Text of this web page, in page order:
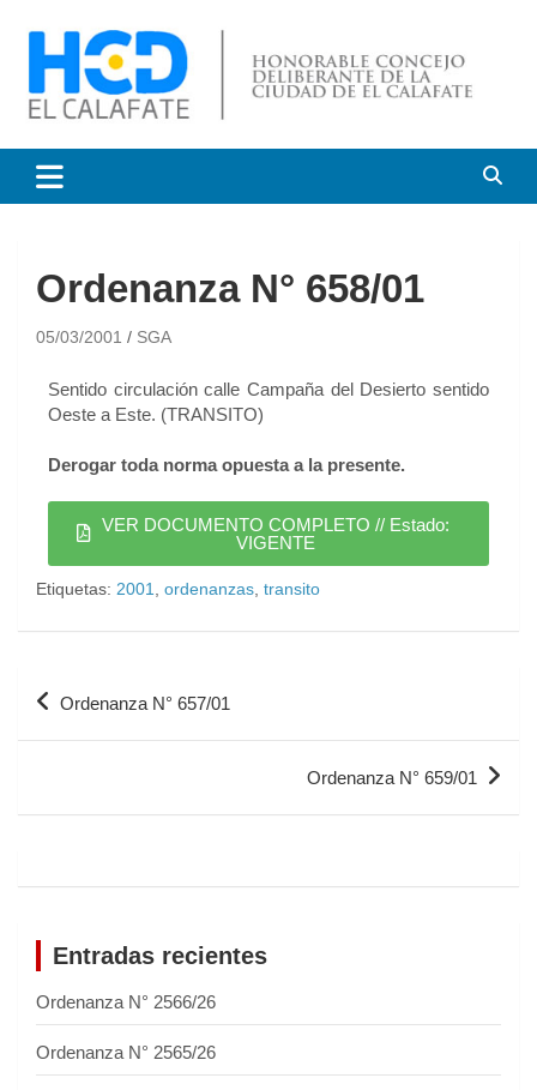
Honorable Concejo
Deliberante de El Calafate
Ordenanza N° 658/01
05/03/2001 SGA
Sentido circulación calle Campaña del Desierto sentido
Oeste a Este. (TRANSITO)
Derogar toda norma opuesta a la presente.
VER DOCUMENTO COMPLETO // Estado:
VIGENTE
Etiquetas: 2001 ordenanzas transito
Ordenanza N° 657/01
Ordenanza N° 659/01
Entradas recientes
Ordenanza N° 2566/26
Ordenanza N° 2565/26